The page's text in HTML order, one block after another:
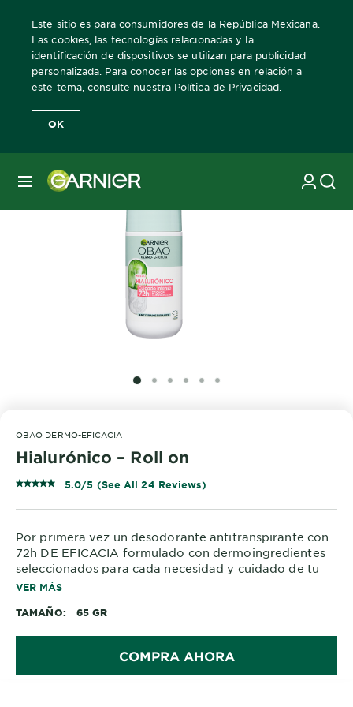
Este sitio es para consumidores de la República Mexicana.
Las cookies, las tecnologías relacionadas y la
identificación de dispositivos se utilizan para publicidad
personalizada. Para conocer las opciones en relación a
este tema, consulte nuestra Política de Privacidad
OK
MENÚ
Home Obao Dermo-eficacia
SLIDE 1
SLIDE 2
SLIDE 3
SLIDE 4
SLIDE 5
SLIDE 6
OBAO DERMO-EFICACIA
Hialurónico – Roll on
5.0/5 (See All 24 Reviews)
Por primera vez un desodorante antitranspirante con
72h DE EFICACIA formulado con dermoingredientes
seleccionados para cada necesidad y cuidado de tu
piel.
Enriquecido con ÁCIDO HIALURÓNICO.
Piel protegida desde el primer uso.
VER MÁS
TAMAÑO 65 GR
COMPRA AHORA